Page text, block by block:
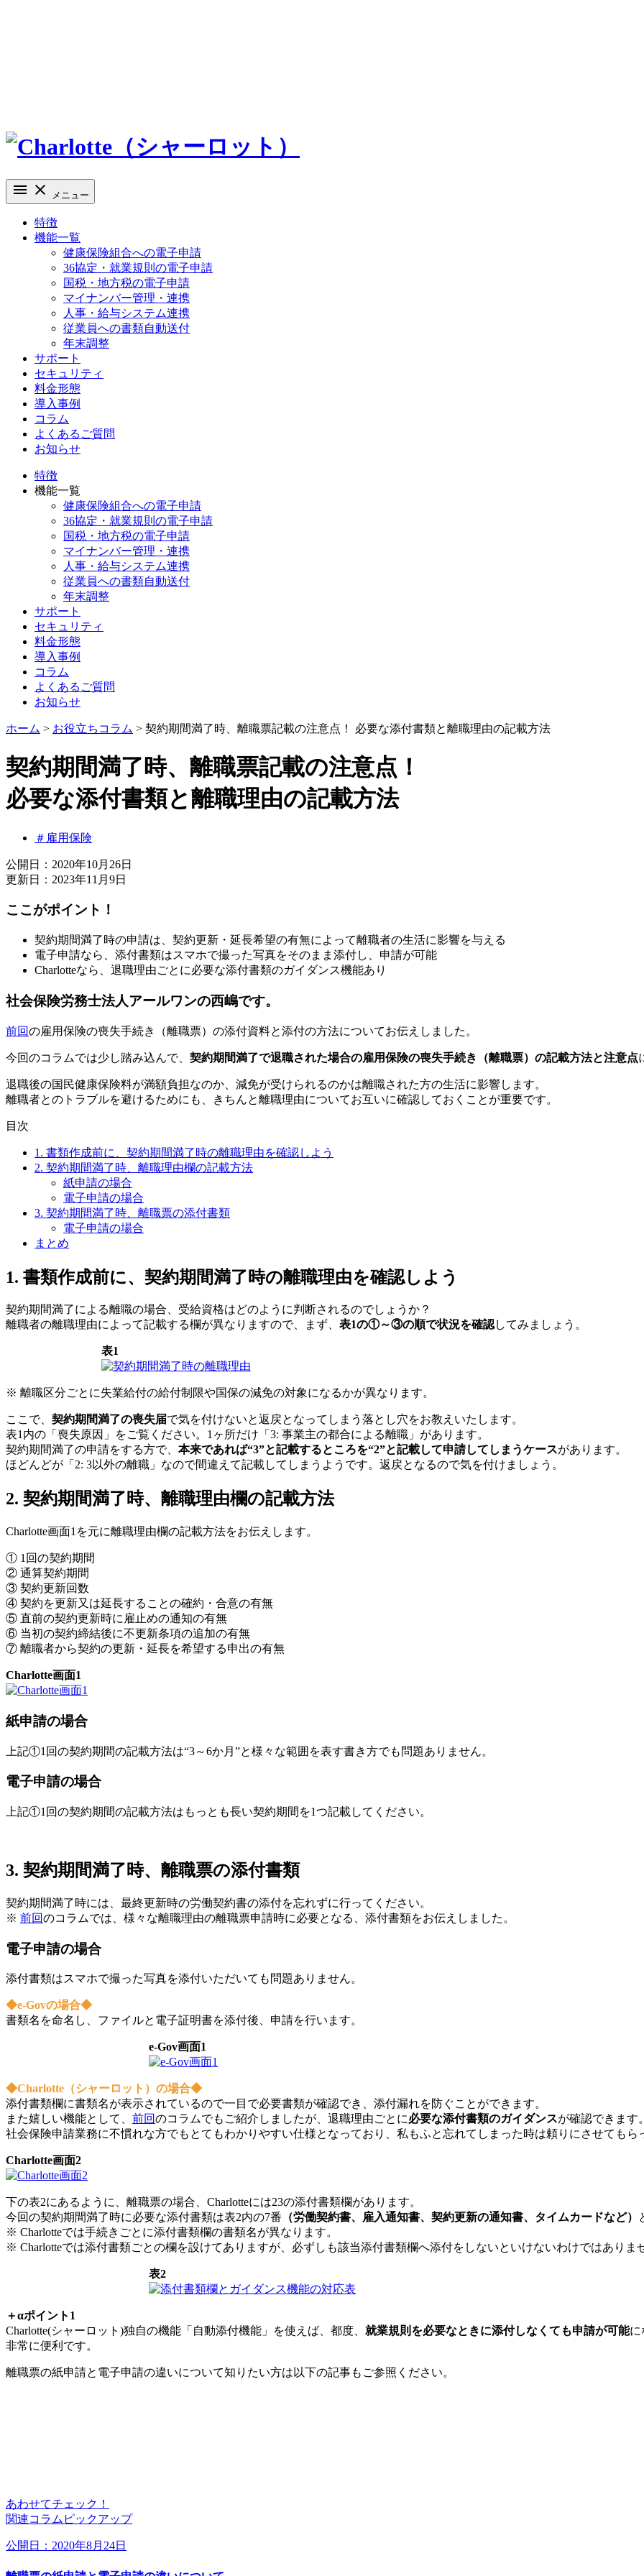
メニュー
特徴
機能一覧
健康保険組合への電子申請
36協定・就業規則の電子申請
国税・地方税の電子申請
マイナンバー管理・連携
人事・給与システム連携
従業員への書類自動送付
年末調整
サポート
セキュリティ
料金形態
導入事例
コラム
よくあるご質問
お知らせ
特徴
機能一覧
健康保険組合への電子申請
36協定・就業規則の電子申請
国税・地方税の電子申請
マイナンバー管理・連携
人事・給与システム連携
従業員への書類自動送付
年末調整
サポート
セキュリティ
料金形態
導入事例
コラム
よくあるご質問
お知らせ
ホーム > お役立ちコラム > 契約期間満了時、離職票記載の注意点！ 必要な添付書類と離職理由の記載方法
契約期間満了時、離職票記載の注意点！
必要な添付書類と離職理由の記載方法
＃雇用保険
公開日：2020年10月26日
更新日：2023年11月9日
ここがポイント！
契約期間満了時の申請は、契約更新・延長希望の有無によって離職者の生活に影響を与える
電子申請なら、添付書類はスマホで撮った写真をそのまま添付し、申請が可能
Charlotteなら、退職理由ごとに必要な添付書類のガイダンス機能あり
社会保険労務士法人アールワンの西嶋です。
前回の雇用保険の喪失手続き（離職票）の添付資料と添付の方法についてお伝えしました。
今回のコラムでは少し踏み込んで、 契約期間満了で退職された場合の雇用保険の喪失手続き（離職票）の記載方法と注意点
退職後の国民健康保険料が満額負担なのか、減免が受けられるのかは離職された方の生活に影響します。
離職者とのトラブルを避けるためにも、きちんと離職理由についてお互いに確認しておくことが重要です。
目次
1. 書類作成前に、契約期間満了時の離職理由を確認しよう
2. 契約期間満了時、離職理由欄の記載方法
紙申請の場合
電子申請の場合
3. 契約期間満了時、離職票の添付書類
電子申請の場合
まとめ
1. 書類作成前に、契約期間満了時の離職理由を確認しよう
契約期間満了による離職の場合、受給資格はどのように判断されるのでしょうか？
離職者の離職理由によって記載する欄が異なりますので、まず、 表1の①～③の順で状況を確認してみましょう。
表1
※ 離職区分ごとに失業給付の給付制限や国保の減免の対象になるかが異なります。
ここで、 契約期間満了の喪失届で気を付けないと返戻となってしまう落とし穴をお教えいたします。
表1内の「喪失原因」をご覧ください。1ヶ所だけ「3: 事業主の都合による離職」があります。
契約期間満了の申請をする方で、 本来であれば“3”と記載するところを“2”と記載して申請してしまうケースがあります。
ほどんどが「2: 3以外の離職」なので間違えて記載してしまうようです。返戻となるので気を付けましょう。
2. 契約期間満了時、離職理由欄の記載方法
Charlotte画面1を元に離職理由欄の記載方法をお伝えします。
① 1回の契約期間
② 通算契約期間
③ 契約更新回数
④ 契約を更新又は延長することの確約・合意の有無
⑤ 直前の契約更新時に雇止めの通知の有無
⑥ 当初の契約締結後に不更新条項の追加の有無
⑦ 離職者から契約の更新・延長を希望する申出の有無
Charlotte画面1
紙申請の場合
上記①1回の契約期間の記載方法は“3～6か月”と様々な範囲を表す書き方でも問題ありません。
電子申請の場合
上記①1回の契約期間の記載方法はもっとも長い契約期間を1つ記載してください。
3. 契約期間満了時、離職票の添付書類
契約期間満了時には、最終更新時の労働契約書の添付を忘れずに行ってください。
※ 前回のコラムでは、様々な離職理由の離職票申請時に必要となる、添付書類をお伝えしました。
電子申請の場合
添付書類はスマホで撮った写真を添付いただいても問題ありません。
◆e-Govの場合◆
書類名を命名し、ファイルと電子証明書を添付後、申請を行います。
e-Gov画面1
◆Charlotte（シャーロット）の場合◆
添付書類欄に書類名が表示されているので一目で必要書類が確認でき、添付漏れを防ぐことができます。
また嬉しい機能として、 前回のコラムでもご紹介しましたが、退職理由ごとに必要な添付書類のガイダンスが確認できます。
社会保険申請業務に不慣れな方でもとてもわかりやすい仕様となっており、私もふと忘れてしまった時は頼りにさせてもら
Charlotte画面2
下の表2にあるように、離職票の場合、Charlotteには23の添付書類欄があります。
今回の契約期間満了時に必要な添付書類は表2内の7番 （労働契約書、雇入通知書、契約更新の通知書、タイムカードなど）
※ Charlotteでは手続きごとに添付書類欄の書類名が異なります。
※ Charlotteでは添付書類ごとの欄を設けてありますが、必ずしも該当添付書類欄へ添付をしないといけないわけではありま
表2
＋αポイント1
Charlotte(シャーロット)独自の機能「自動添付機能」を使えば、都度、 就業規則を必要なときに添付しなくても申請が可能に
非常に便利です。
離職票の紙申請と電子申請の違いについて知りたい方は以下の記事もご参照ください。
あわせてチェック！
関連コラムピックアップ
公開日：2020年8月24日